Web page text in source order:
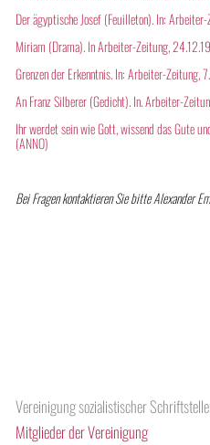
Der ägyptische Josef (Feuilleton). In:
Miriam (Drama). In Arbeiter-Zeitung,
Grenzen der Erkenntnis. In: Arbeiter-Zeitung,
An Franz Silberer (Gedicht). In. Arbeiter-
Ihr werdet sein wie Gott, wissend das Gute
(ANNO)
Bei Fragen kontaktieren Sie bitte Alexander
Vereinigung sozialistischer
Mitglieder der Vereinigung